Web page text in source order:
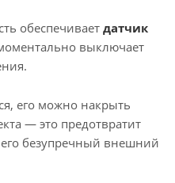
обеспечивает датчик
выключает
его можно накрыть
— это предотвратит
безупречный внешний